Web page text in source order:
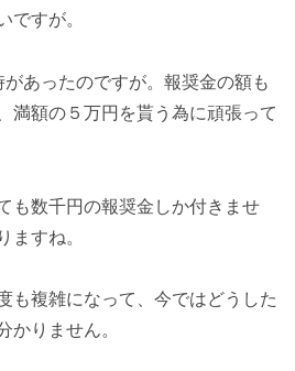
ですが。
あったのですが。報奨金の額も
満額の５万円を貰う為に頑張って
も数千円の報奨金しか付きませ
ますね。
も複雑になって、今ではどうした
かりません。